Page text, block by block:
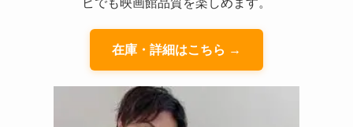
ビでも映画館品質を楽しめます。
在庫・詳細はこちら →